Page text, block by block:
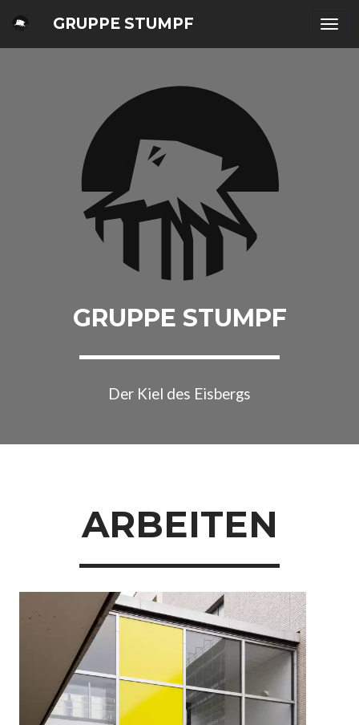
GRUPPE STUMPF
GRUPPE STUMPF
Der Kiel des Eisbergs
ARBEITEN